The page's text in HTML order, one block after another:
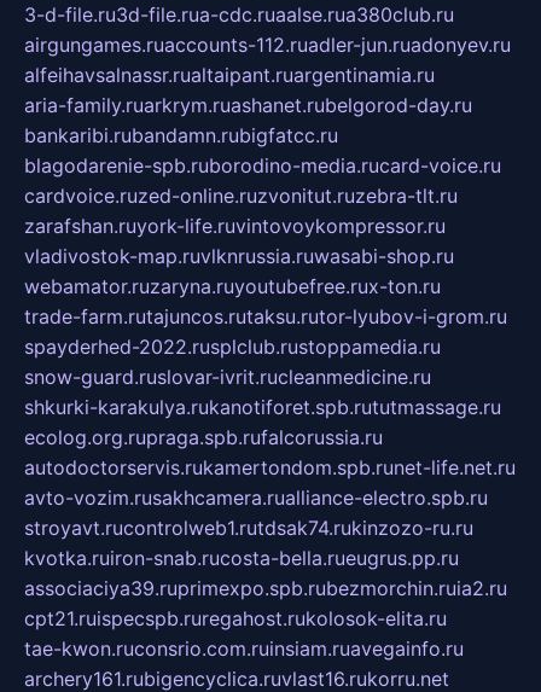
3-d-file.ru3d-file.rua-cdc.ruaalse.rua380club.ru
airgungames.ruaccounts-112.ruadler-jun.ruadonyev.ru
alfeihavsalnassr.rualtaipant.ruargentinamia.ru
aria-family.ruarkrym.ruashanet.rubelgorod-day.ru
bankaribi.rubandamn.rubigfatcc.ru
blagodarenie-spb.ruborodino-media.rucard-voice.ru
cardvoice.ruzed-online.ruzvonitut.ruzebra-tlt.ru
zarafshan.ruyork-life.ruvintovoykompressor.ru
vladivostok-map.ruvlknrussia.ruwasabi-shop.ru
webamator.ruzaryna.ruyoutubefree.rux-ton.ru
trade-farm.rutajuncos.rutaksu.rutor-lyubov-i-grom.ru
spayderhed-2022.rusplclub.rustoppamedia.ru
snow-guard.ruslovar-ivrit.rucleanmedicine.ru
shkurki-karakulya.rukanotiforet.spb.rututmassage.ru
ecolog.org.rupraga.spb.rufalcorussia.ru
autodoctorservis.rukamertondom.spb.runet-life.net.ru
avto-vozim.rusakhcamera.rualliance-electro.spb.ru
stroyavt.rucontrolweb1.rutdsak74.rukinzozo-ru.ru
kvotka.ruiron-snab.rucosta-bella.rueugrus.pp.ru
associaciya39.ruprimexpo.spb.rubezmorchin.ruia2.ru
cpt21.ruispecspb.ruregahost.rukolosok-elita.ru
tae-kwon.ruconsrio.com.ruinsiam.ruavegainfo.ru
archery161.rubigencyclica.ruvlast16.rukorru.net